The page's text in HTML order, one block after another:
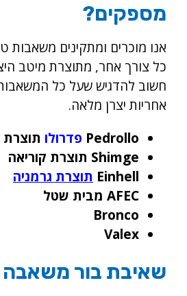
מספקים?
אנו מוכרים ומתקינים משאבות
כל צורך אחר, מתוצרת מיטב
חשוב להדגיש שעל כל
אחריות יצרן מלאה.
Pedrollo פדרולו תוצרת
Shimge תוצרת קוריאה
Einhell תוצרת גרמניה
AFEC מבית שטל
Bronco
Valex
שאיבת בור משאבה